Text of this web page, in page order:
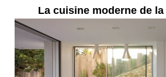
La cuisine moderne de